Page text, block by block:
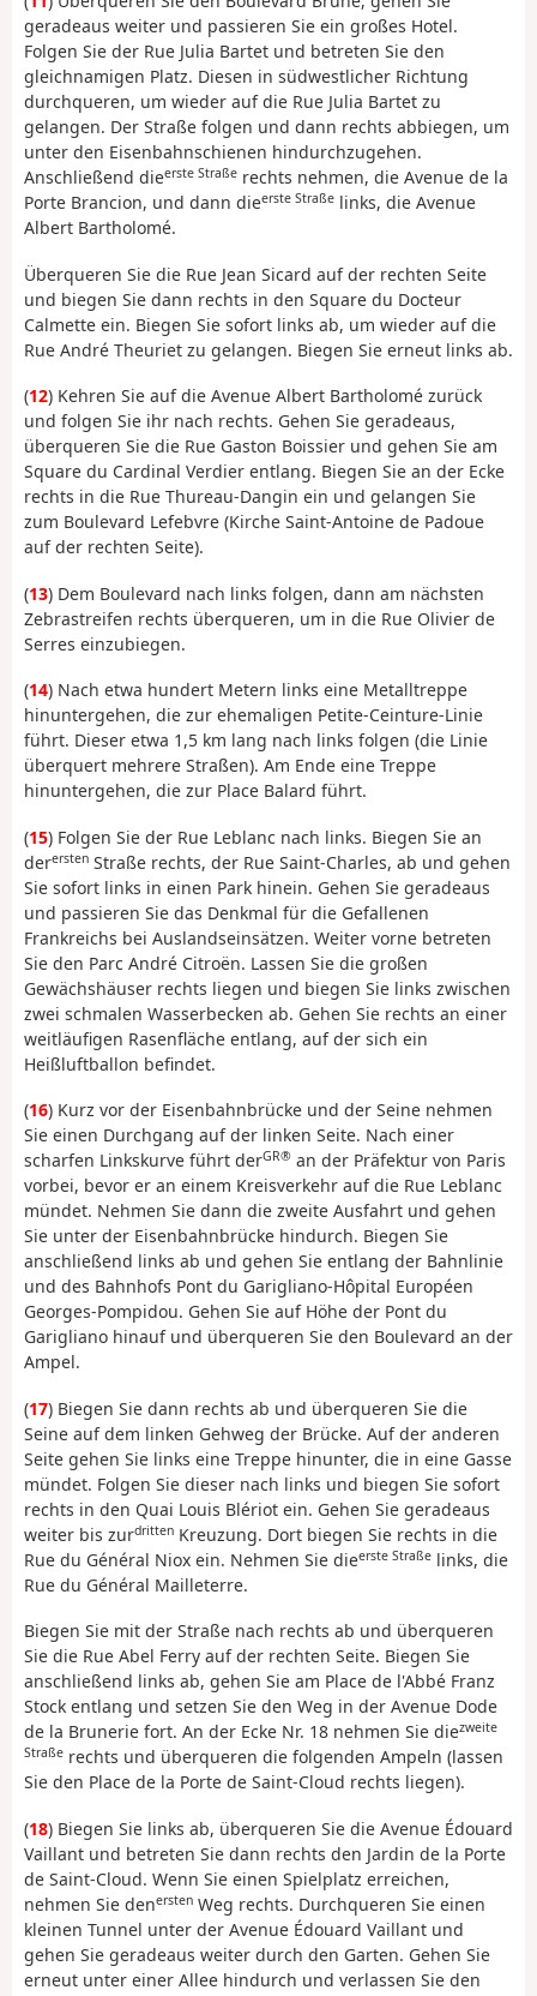
geradeaus weiter und passieren Sie ein großes Hotel.
Folgen Sie der Rue Julia Bartet und betreten Sie den
gleichnamigen Platz. Diesen in südwestlicher Richtung
durchqueren, um wieder auf die Rue Julia Bartet zu
gelangen. Der Straße folgen und dann rechts abbiegen, um
unter den Eisenbahnschienen hindurchzugehen.
Anschließend dieerste Straße rechts nehmen, die Avenue de la
Porte Brancion, und dann dieerste Straße links, die Avenue
Albert Bartholomé.
Überqueren Sie die Rue Jean Sicard auf der rechten Seite
und biegen Sie dann rechts in den Square du Docteur
Calmette ein. Biegen Sie sofort links ab, um wieder auf die
Rue André Theuriet zu gelangen. Biegen Sie erneut links ab.
(12) Kehren Sie auf die Avenue Albert Bartholomé zurück
und folgen Sie ihr nach rechts. Gehen Sie geradeaus,
überqueren Sie die Rue Gaston Boissier und gehen Sie am
Square du Cardinal Verdier entlang. Biegen Sie an der Ecke
rechts in die Rue Thureau-Dangin ein und gelangen Sie
zum Boulevard Lefebvre (Kirche Saint-Antoine de Padoue
auf der rechten Seite).
(13) Dem Boulevard nach links folgen, dann am nächsten
Zebrastreifen rechts überqueren, um in die Rue Olivier de
Serres einzubiegen.
(14) Nach etwa hundert Metern links eine Metalltreppe
hinuntergehen, die zur ehemaligen Petite-Ceinture-Linie
führt. Dieser etwa 1,5 km lang nach links folgen (die Linie
überquert mehrere Straßen). Am Ende eine Treppe
hinuntergehen, die zur Place Balard führt.
(15) Folgen Sie der Rue Leblanc nach links. Biegen Sie an
derersten Straße rechts, der Rue Saint-Charles, ab und gehen
Sie sofort links in einen Park hinein. Gehen Sie geradeaus
und passieren Sie das Denkmal für die Gefallenen
Frankreichs bei Auslandseinsätzen. Weiter vorne betreten
Sie den Parc André Citroën. Lassen Sie die großen
Gewächshäuser rechts liegen und biegen Sie links zwischen
zwei schmalen Wasserbecken ab. Gehen Sie rechts an einer
weitläufigen Rasenfläche entlang, auf der sich ein
Heißluftballon befindet.
(16) Kurz vor der Eisenbahnbrücke und der Seine nehmen
Sie einen Durchgang auf der linken Seite. Nach einer
scharfen Linkskurve führt derGR® an der Präfektur von Paris
vorbei, bevor er an einem Kreisverkehr auf die Rue Leblanc
mündet. Nehmen Sie dann die zweite Ausfahrt und gehen
Sie unter der Eisenbahnbrücke hindurch. Biegen Sie
anschließend links ab und gehen Sie entlang der Bahnlinie
und des Bahnhofs Pont du Garigliano-Hôpital Européen
Georges-Pompidou. Gehen Sie auf Höhe der Pont du
Garigliano hinauf und überqueren Sie den Boulevard an der
Ampel.
(17) Biegen Sie dann rechts ab und überqueren Sie die
Seine auf dem linken Gehweg der Brücke. Auf der anderen
Seite gehen Sie links eine Treppe hinunter, die in eine Gasse
mündet. Folgen Sie dieser nach links und biegen Sie sofort
rechts in den Quai Louis Blériot ein. Gehen Sie geradeaus
weiter bis zurdritten Kreuzung. Dort biegen Sie rechts in die
Rue du Général Niox ein. Nehmen Sie dieerste Straße links, die
Rue du Général Mailleterre.
Biegen Sie mit der Straße nach rechts ab und überqueren
Sie die Rue Abel Ferry auf der rechten Seite. Biegen Sie
anschließend links ab, gehen Sie am Place de l'Abbé Franz
Stock entlang und setzen Sie den Weg in der Avenue Dode
de la Brunerie fort. An der Ecke Nr. 18 nehmen Sie diezweite
Straße rechts und überqueren die folgenden Ampeln (lassen
Sie den Place de la Porte de Saint-Cloud rechts liegen).
(18) Biegen Sie links ab, überqueren Sie die Avenue Édouard
Vaillant und betreten Sie dann rechts den Jardin de la Porte
de Saint-Cloud. Wenn Sie einen Spielplatz erreichen,
nehmen Sie denersten Weg rechts. Durchqueren Sie einen
kleinen Tunnel unter der Avenue Édouard Vaillant und
gehen Sie geradeaus weiter durch den Garten. Gehen Sie
erneut unter einer Allee hindurch und verlassen Sie den